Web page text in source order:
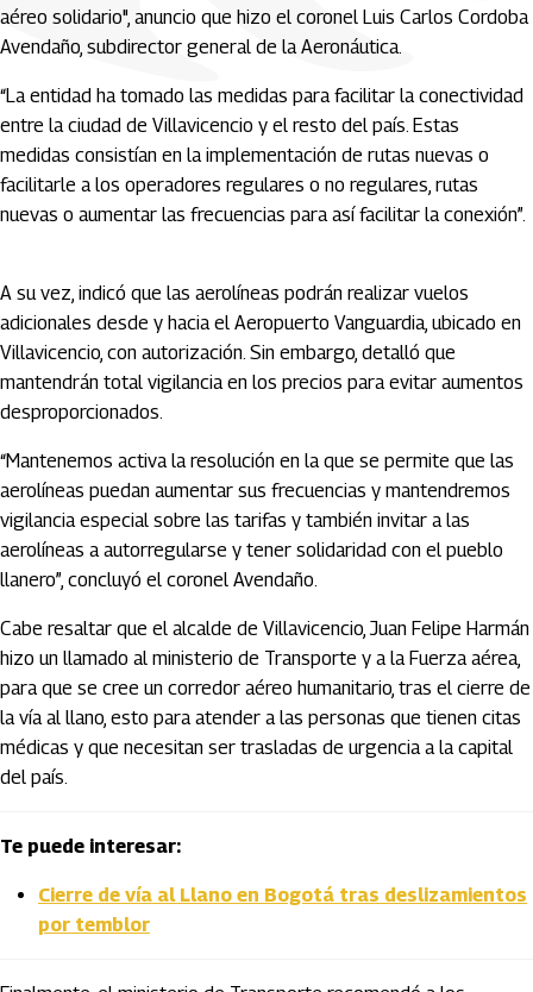
aéreo solidario", anuncio que hizo el coronel Luis Carlos Cordoba
Avendaño, subdirector general de la Aeronáutica.
“La entidad ha tomado las medidas para facilitar la conectividad
entre la ciudad de Villavicencio y el resto del país. Estas
medidas consistían en la implementación de rutas nuevas o
facilitarle a los operadores regulares o no regulares, rutas
nuevas o aumentar las frecuencias para así facilitar la conexión”.
A su vez, indicó que las aerolíneas podrán realizar vuelos
adicionales desde y hacia el Aeropuerto Vanguardia, ubicado en
Villavicencio, con autorización. Sin embargo, detalló que
mantendrán total vigilancia en los precios para evitar aumentos
desproporcionados.
“Mantenemos activa la resolución en la que se permite que las
aerolíneas puedan aumentar sus frecuencias y mantendremos
vigilancia especial sobre las tarifas y también invitar a las
aerolíneas a autorregularse y tener solidaridad con el pueblo
llanero”, concluyó el coronel Avendaño.
Cabe resaltar que el alcalde de Villavicencio, Juan Felipe Harmán
hizo un llamado al ministerio de Transporte y a la Fuerza aérea,
para que se cree un corredor aéreo humanitario, tras el cierre de
la vía al llano, esto para atender a las personas que tienen citas
médicas y que necesitan ser trasladas de urgencia a la capital
del país.
Te puede interesar:
Cierre de vía al Llano en Bogotá tras deslizamientos
por temblor